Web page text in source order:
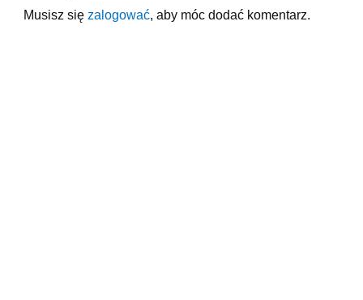
Musisz się zalogować , aby móc dodać komentarz.